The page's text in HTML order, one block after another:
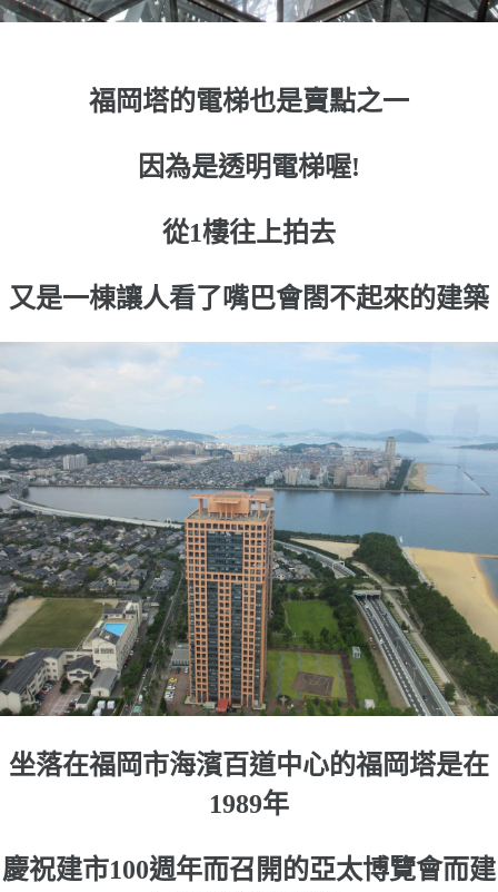
福岡塔的電梯也是賣點之一
因為是透明電梯喔!
從1樓往上拍去
又是一棟讓人看了嘴巴會閤不起來的建築
坐落在福岡市海濱百道中心的福岡塔是在
1989年
慶祝建市100週年而召開的亞太博覽會而建